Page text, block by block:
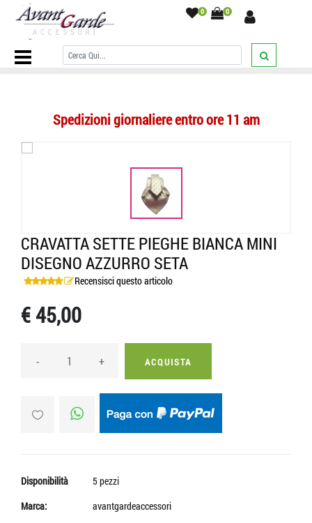
0 0
Home Page/CRAVATTE/Sette Pieghe/Cravatta sette pieghe bianca
mini disegno azzurro seta
Spedizioni giornaliere entro ore 11 am
CRAVATTA SETTE PIEGHE BIANCA MINI
DISEGNO AZZURRO SETA
Recensisci questo articolo
€ 45,00
- + ACQUISTA
Disponibilità
5 pezzi
Marca:
avantgardeaccessori